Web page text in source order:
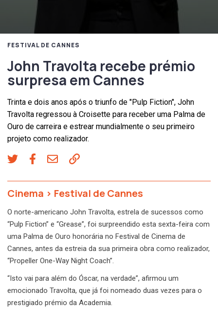
FESTIVAL DE CANNES
John Travolta recebe prémio
surpresa em Cannes
Trinta e dois anos após o triunfo de "Pulp Fiction", John
Travolta regressou à Croisette para receber uma Palma de
Ouro de carreira e estrear mundialmente o seu primeiro
projeto como realizador.
Cinema > Festival de Cannes
O norte-americano John Travolta, estrela de sucessos como
“Pulp Fiction” e “Grease”, foi surpreendido esta sexta-feira com
uma Palma de Ouro honorária no Festival de Cinema de
Cannes, antes da estreia da sua primeira obra como realizador,
“Propeller One-Way Night Coach”.
“Isto vai para além do Óscar, na verdade”, afirmou um
emocionado Travolta, que já foi nomeado duas vezes para o
prestigiado prémio da Academia.